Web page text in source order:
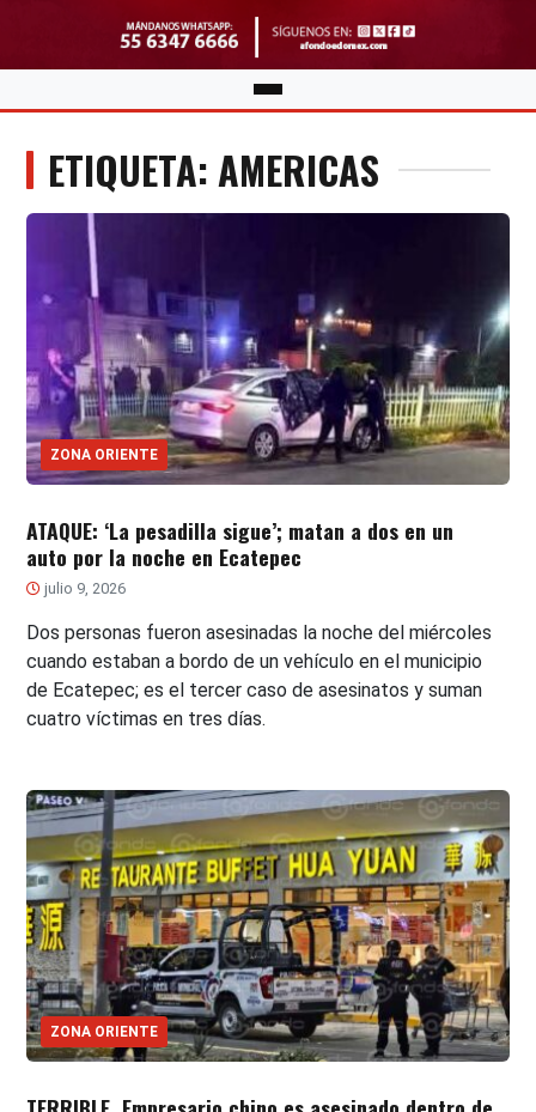
ETIQUETA: AMERICAS
ZONA ORIENTE
ATAQUE: ‘La pesadilla sigue’; matan a dos en un
auto por la noche en Ecatepec
julio 9, 2026
Dos personas fueron asesinadas la noche del miércoles
cuando estaban a bordo de un vehículo en el municipio
de Ecatepec; es el tercer caso de asesinatos y suman
cuatro víctimas en tres días.
ZONA ORIENTE